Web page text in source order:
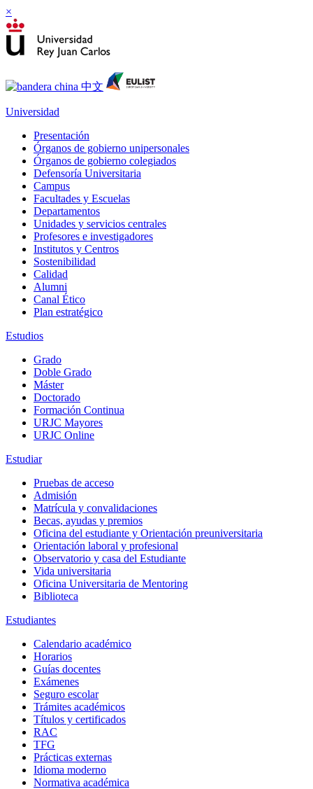
×
Universidad
Presentación
Órganos de gobierno unipersonales
Órganos de gobierno colegiados
Defensoría Universitaria
Campus
Facultades y Escuelas
Departamentos
Unidades y servicios centrales
Profesores e investigadores
Institutos y Centros
Sostenibilidad
Calidad
Alumni
Canal Ético
Plan estratégico
Estudios
Grado
Doble Grado
Máster
Doctorado
Formación Continua
URJC Mayores
URJC Online
Estudiar
Pruebas de acceso
Admisión
Matrícula y convalidaciones
Becas, ayudas y premios
Oficina del estudiante y Orientación preuniversitaria
Orientación laboral y profesional
Observatorio y casa del Estudiante
Vida universitaria
Oficina Universitaria de Mentoring
Biblioteca
Estudiantes
Calendario académico
Horarios
Guías docentes
Exámenes
Seguro escolar
Trámites académicos
Títulos y certificados
RAC
TFG
Prácticas externas
Idioma moderno
Normativa académica